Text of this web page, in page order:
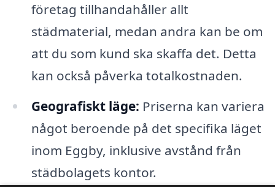
företag tillhandahåller allt
städmaterial, medan andra kan be om
att du som kund ska skaffa det. Detta
kan också påverka totalkostnaden.
Geografiskt läge: Priserna kan variera
något beroende på det specifika läget
inom Eggby, inklusive avstånd från
städbolagets kontor.